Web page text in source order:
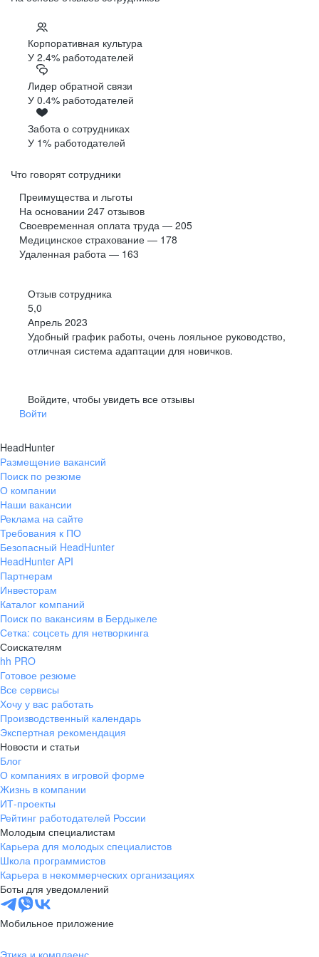
Корпоративная культура
У 2.4% работодателей
Лидер обратной связи
У 0.4% работодателей
Забота о сотрудниках
У 1% работодателей
Что говорят сотрудники
Преимущества и льготы
На основании 247 отзывов
Своевременная оплата труда — 205
Медицинское страхование — 178
Удаленная работа — 163
Отзыв сотрудника
5,0
Апрель 2023
Удобный график работы, очень лояльное руководство,
отличная система адаптации для новичков.
Войдите, чтобы увидеть все отзывы
Войти
HeadHunter
Размещение вакансий
Поиск по резюме
О компании
Наши вакансии
Реклама на сайте
Требования к ПО
Безопасный HeadHunter
HeadHunter API
Партнерам
Инвесторам
Каталог компаний
Поиск по вакансиям в Бердыкеле
Сетка: соцсеть для нетворкинга
Соискателям
hh PRO
Готовое резюме
Все сервисы
Хочу у вас работать
Производственный календарь
Экспертная рекомендация
Новости и статьи
Блог
О компаниях в игровой форме
Жизнь в компании
ИТ-проекты
Рейтинг работодателей России
Молодым специалистам
Карьера для молодых специалистов
Школа программистов
Карьера в некоммерческих организациях
Боты для уведомлений
Мобильное приложение